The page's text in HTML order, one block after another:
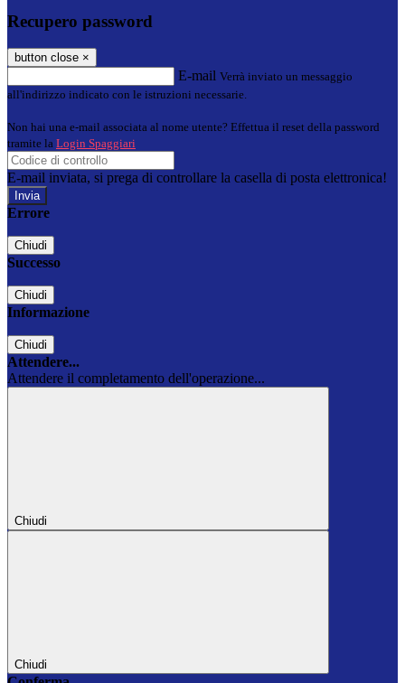
Recupero password
button close ×
E-mail Verrà inviato un messaggio
all'indirizzo indicato con le istruzioni necessarie.
Non hai una e-mail associata al nome utente? Effettua il reset della password
tramite la Login Spaggiari
E-mail inviata, si prega di controllare la casella di posta elettronica!
Errore
Chiudi
Successo
Chiudi
Informazione
Chiudi
Attendere...
Attendere il completamento dell'operazione...
Chiudi
Chiudi